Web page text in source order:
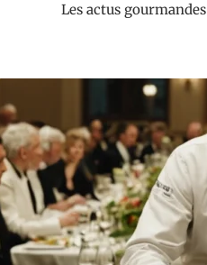
Les actus gourmandes